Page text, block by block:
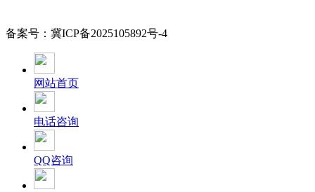
备案号：冀ICP备2025105892号-4
网站首页
电话咨询
QQ咨询